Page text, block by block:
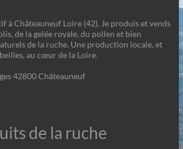
Châteauneuf Loire (42). Je produis et vends
de la gelée royale, du pollen et bien
de la ruche. Une production locale, et
au cœur de la Loire.
42800 Châteauneuf
de la ruche